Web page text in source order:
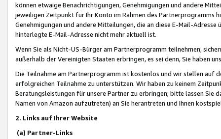
können etwaige Benachrichtigungen, Genehmigungen und andere
jeweiligen Zeitpunkt für Ihr Konto im Rahmen des Partnerprogramms
Genehmigungen und andere Mitteilungen, die an diese E-Mail-
hinterlegte E-Mail-Adresse nicht mehr aktuell ist.
Wenn Sie als Nicht-US-Bürger am Partnerprogramm teilnehmen,
außerhalb der Vereinigten Staaten erbringen, es sei denn, Sie haben
Die Teilnahme am Partnerprogramm ist kostenlos und wir stellen auf
erfolgreichen Teilnahme zu unterstützen. Wir haben zu keinem
Beratungsleistungen für unsere Partner zu erbringen; bitte lassen Sie
Namen von Amazon aufzutreten) an Sie herantreten und Ihnen
2. Links auf Ihrer Website
(a) Partner-Links